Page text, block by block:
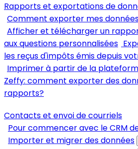
Rapports et exportations de
Comment exporter mes
Afficher et télécharger un
aux questions personnalisées
les reçus d'impôts émis depuis
Imprimer à partir de la
Zeffy: comment exporter des
rapports?
Contacts et envoi de courriels
Pour commencer avec le CRM
Importer et migrer des données